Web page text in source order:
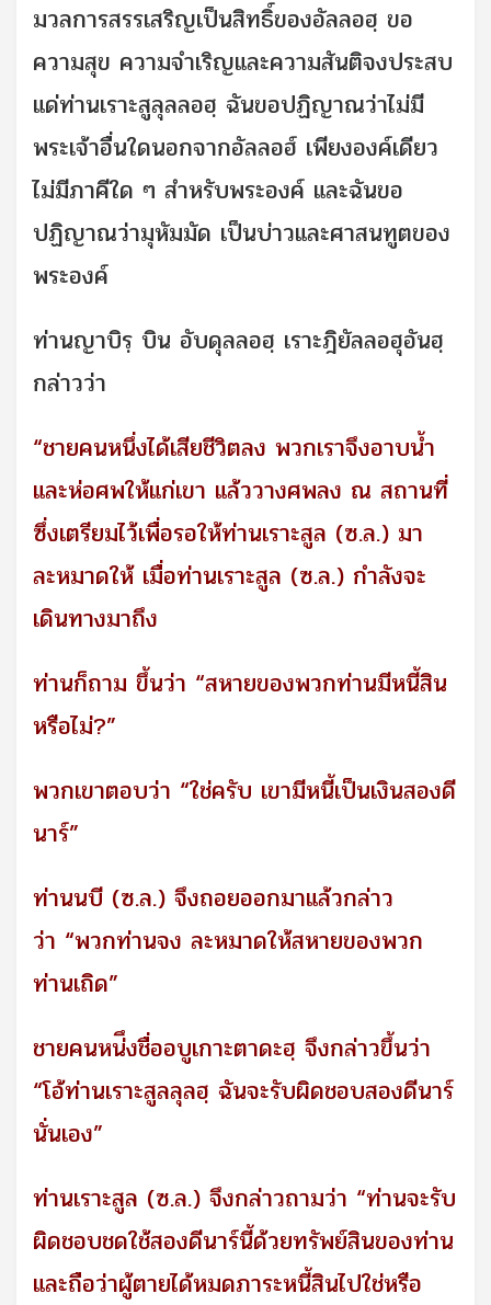
มวลการสรรเสริญเป็นสิทธิ์ของอัลลอฮฺ ขอ
ความสุข ความจำเริญและความสันติจงประสบ
แด่ท่านเราะสูลุลลอฮฺ ฉันขอปฏิญาณว่าไม่มี
พระเจ้าอื่นใดนอกจากอัลลอฮ์ เพียงองค์เดียว
ไม่มีภาคีใด ๆ สำหรับพระองค์ และฉันขอ
ปฏิญาณว่ามุหัมมัด เป็นบ่าวและศาสนทูตของ
พระองค์
ท่านญาบิรฺ บิน อับดุลลอฮฺ เราะฎิยัลลอฮุอันฮฺ
กล่าวว่า
“ชายคนหนึ่งได้เสียชีวิตลง พวกเราจึงอาบน้ำ
และห่อศพให้แก่เขา แล้ววางศพลง ณ สถานที่
ซึ่งเตรียมไว้เพื่อรอให้ท่านเราะสูล (ซ.ล.) มา
ละหมาดให้ เมื่อท่านเราะสูล (ซ.ล.) กำลังจะ
เดินทางมาถึง
ท่านก็ถาม ขึ้นว่า “สหายของพวกท่านมีหนี้สิน
หรือไม่?”
พวกเขาตอบว่า “ใช่ครับ เขามีหนี้เป็นเงินสองดี
นาร์”
ท่านนบี (ซ.ล.) จึงถอยออกมาแล้วกล่าว
ว่า “พวกท่านจง ละหมาดให้สหายของพวก
ท่านเถิด”
ชายคนหน่ึงชื่ออบูเกาะตาดะฮฺ จึงกล่าวขึ้นว่า
“โอ้ท่านเราะสูลลุลฮฺ ฉันจะรับผิดชอบสองดีนาร์
นั่นเอง”
ท่านเราะสูล (ซ.ล.) จึงกล่าวถามว่า “ท่านจะรับ
ผิดชอบชดใช้สองดีนาร์นี้ด้วยทรัพย์สินของท่าน
และถือว่าผู้ตายได้หมดภาระหนี้สินไปใช่หรือ